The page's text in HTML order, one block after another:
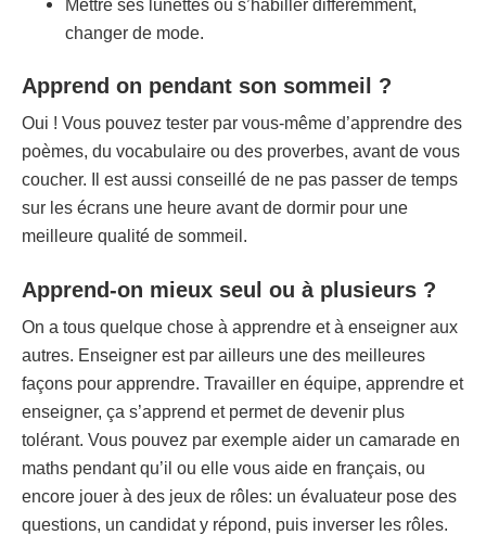
Mettre ses lunettes ou s’habiller différemment,
changer de mode.
Apprend on pendant son sommeil ?
Oui ! Vous pouvez tester par vous-même d’apprendre des
poèmes, du vocabulaire ou des proverbes, avant de vous
coucher. Il est aussi conseillé de ne pas passer de temps
sur les écrans une heure avant de dormir pour une
meilleure qualité de sommeil.
Apprend-on mieux seul ou à plusieurs ?
On a tous quelque chose à apprendre et à enseigner aux
autres. Enseigner est par ailleurs une des meilleures
façons pour apprendre. Travailler en équipe, apprendre et
enseigner, ça s’apprend et permet de devenir plus
tolérant. Vous pouvez par exemple aider un camarade en
maths pendant qu’il ou elle vous aide en français, ou
encore jouer à des jeux de rôles: un évaluateur pose des
questions, un candidat y répond, puis inverser les rôles.